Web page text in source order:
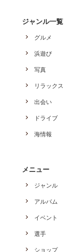
ジャンル一覧
グルメ
浜遊び
写真
リラックス
出会い
ドライブ
海情報
メニュー
ジャンル
アルバム
イベント
選手
ショップ